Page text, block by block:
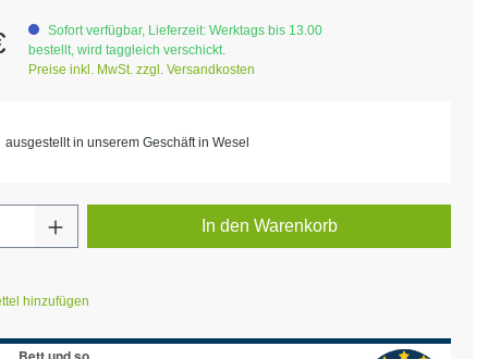
Sofort verfügbar, Lieferzeit: Werktags bis 13.00
bestellt, wird taggleich verschickt.
Preise inkl. MwSt. zzgl. Versandkosten
ausgestellt in unserem Geschäft in Wesel
Anzahl: Gib den gewünschten Wert ein
In den Warenkorb
hinzufügen